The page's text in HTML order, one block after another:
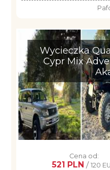
Wycieczka
Cypr Mix
Cena od:
521 PLN / 120